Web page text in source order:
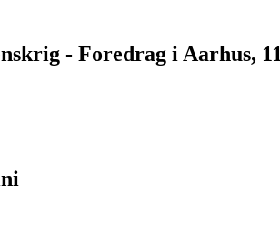
- Foredrag i Aarhus,